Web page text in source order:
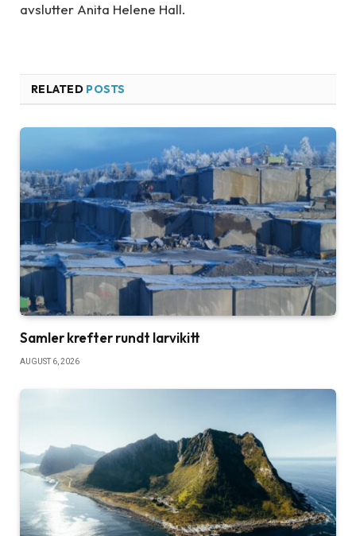
avslutter Anita Helene Hall.
RELATED POSTS
Samler krefter rundt larvikitt
AUGUST 6, 2026